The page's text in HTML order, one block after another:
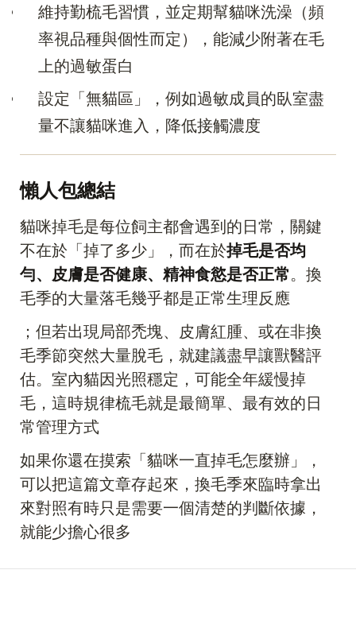
維持勤梳毛習慣，並定期幫貓咪洗澡（頻
率視品種與個性而定），能減少附著在毛
上的過敏蛋白
設定「無貓區」，例如過敏成員的臥室盡
量不讓貓咪進入，降低接觸濃度
懶人包總結
貓咪掉毛是每位飼主都會遇到的日常，關鍵
不在於「掉了多少」，而在於掉毛是否均
勻、皮膚是否健康、精神食慾是否正常。換
毛季的大量落毛幾乎都是正常生理反應
；但若出現局部禿塊、皮膚紅腫、或在非換
毛季節突然大量脫毛，就建議盡早讓獸醫評
估。室內貓因光照穩定，可能全年緩慢掉
毛，這時規律梳毛就是最簡單、最有效的日
常管理方式
如果你還在摸索「貓咪一直掉毛怎麼辦」，
可以把這篇文章存起來，換毛季來臨時拿出
來對照有時只是需要一個清楚的判斷依據，
就能少擔心很多